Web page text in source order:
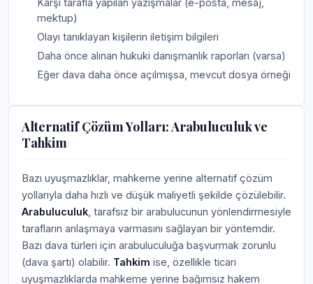
Karşı tarafla yapılan yazışmalar (e-posta, mesaj,
mektup)
Olayı tanıklayan kişilerin iletişim bilgileri
Daha önce alınan hukuki danışmanlık raporları (varsa)
Eğer dava daha önce açılmışsa, mevcut dosya örneği
Alternatif Çözüm Yolları: Arabuluculuk ve
Tahkim
Bazı uyuşmazlıklar, mahkeme yerine alternatif çözüm
yollarıyla daha hızlı ve düşük maliyetli şekilde çözülebilir.
Arabuluculuk , tarafsız bir arabulucunun yönlendirmesiyle
tarafların anlaşmaya varmasını sağlayan bir yöntemdir.
Bazı dava türleri için arabuluculuğa başvurmak zorunlu
(dava şartı) olabilir. Tahkim ise, özellikle ticari
uyuşmazlıklarda mahkeme yerine bağımsız hakem